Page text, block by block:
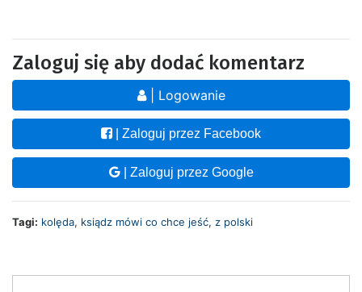
Zaloguj się aby dodać komentarz
| Logowanie
| Zaloguj przez Facebook
| Zaloguj przez Google
Tagi: kolęda, ksiądz mówi co chce jeść, z polski